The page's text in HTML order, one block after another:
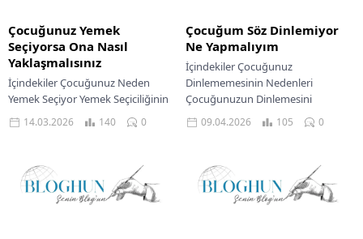
Çocuğunuz Yemek
Seçiyorsa Ona Nasıl
Yaklaşmalısınız
İçindekiler Çocuğunuz Neden
Yemek Seçiyor Yemek Seçiciliğinin
Altındaki Nedenler Yemek Saatleri
Bir Savaş Alanı Olmasın Keyifli
14.03.2026 140 0
Çocuğum Söz Dinlemiyor
Ne Yapmalıyım
İçindekiler Çocuğunuz
Dinlememesinin Nedenleri
Çocuğunuzun Dinlemesini
Sağlayacak Etkili Yaklaşımlar
Ebeveynlik yolculuğu, zaman
doludur. Her anne babanın...
09.04.2026 105 0